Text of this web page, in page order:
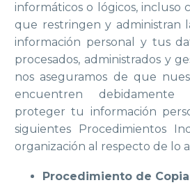
informáticos o lógicos, incluso
que restringen y administran
información personal y tus
procesados, administrados y
nos aseguramos de que
encuentren debidamente
proteger tu información
siguientes Procedimientos
organización al respecto de lo
Procedimiento de